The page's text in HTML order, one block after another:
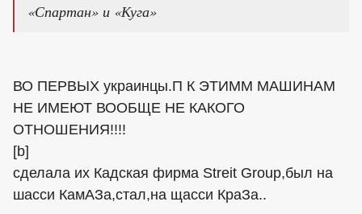
«Спартан» и «Куга»
ВО ПЕРВЫХ украинцы.П К ЭТИММ МАШИНАМ
НЕ ИМЕЮТ ВООБЩЕ НЕ КАКОГО
ОТНОШЕНИЯ!!!!
[b]
сделала их Кадская фирма Streit Group,был на
шасси КамАЗа,стал,на щасси КраЗа..